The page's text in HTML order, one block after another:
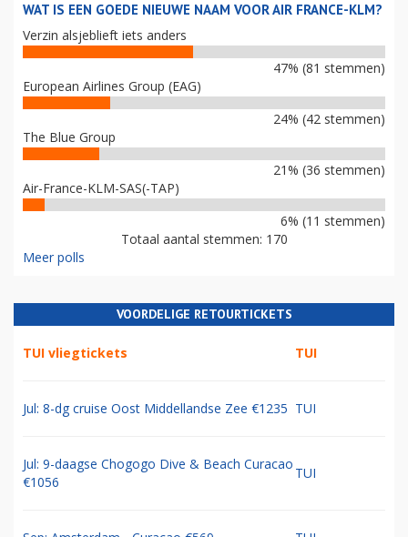
WAT IS EEN GOEDE NIEUWE NAAM VOOR AIR FRANCE-KLM?
Verzin alsjeblieft iets anders
47% (81 stemmen)
European Airlines Group (EAG)
24% (42 stemmen)
The Blue Group
21% (36 stemmen)
Air-France-KLM-SAS(-TAP)
6% (11 stemmen)
Totaal aantal stemmen: 170
Meer polls
VOORDELIGE RETOURTICKETS
TUI vliegtickets TUI
Jul: 8-dg cruise Oost Middellandse Zee €1235 TUI
Jul: 9-daagse Chogogo Dive & Beach Curacao
€1056
TUI